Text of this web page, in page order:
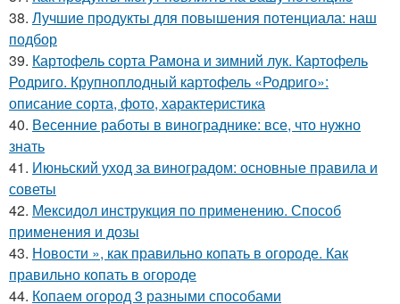
38. Лучшие продукты для повышения потенциала: наш
подбор
39. Картофель сорта Рамона и зимний лук. Картофель
Родриго. Крупноплодный картофель «Родриго»:
описание сорта, фото, характеристика
40. Весенние работы в винограднике: все, что нужно
знать
41. Июньский уход за виноградом: основные правила и
советы
42. Мексидол инструкция по применению. Способ
применения и дозы
43. Новости », как правильно копать в огороде. Как
правильно копать в огороде
44. Копаем огород 3 разными способами